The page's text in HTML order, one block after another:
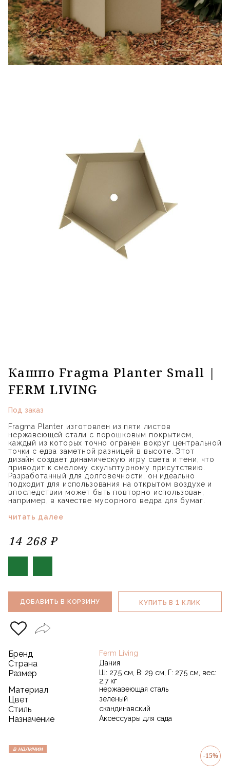
Кашпо Fragma Planter Small |
FERM LIVING
Под заказ
Fragma Planter изготовлен из пяти листов
нержавеющей стали с порошковым покрытием,
каждый из которых точно огранен вокруг центральной
точки с едва заметной разницей в высоте. Этот
дизайн создает динамическую игру света и тени, что
приводит к смелому скульптурному присутствию.
Разработанный для долговечности, он идеально
подходит для использования на открытом воздухе и
впоследствии может быть повторно использован,
например, в качестве мусорного ведра для бумаг.
читать далее
14 268 ₽
ДОБАВИТЬ В КОРЗИНУ КУПИТЬ В 1 КЛИК
Бренд Ferm Living
Страна Дания
Размер
Ш: 27.5 см, В: 29 см, Г: 27.5 см, вес:
2.7 кг
Материал нержавеющая сталь
Цвет зеленый
Стиль скандинавский
Назначение Аксессуары для сада
в наличии
-15%